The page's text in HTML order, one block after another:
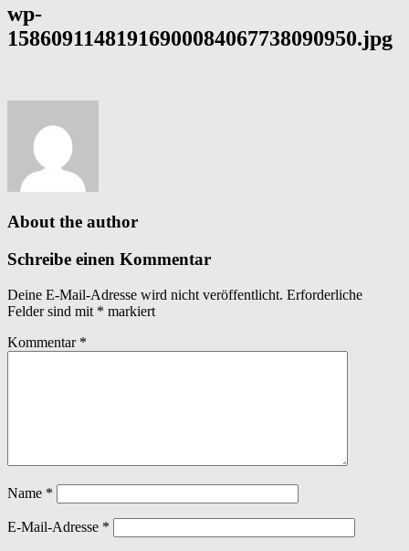
wp-
15860911481916900084067738090950.jpg
About the author
Schreibe einen Kommentar
Deine E-Mail-Adresse wird nicht veröffentlicht. Erforderliche
Felder sind mit * markiert
Kommentar *
Name *
E-Mail-Adresse *